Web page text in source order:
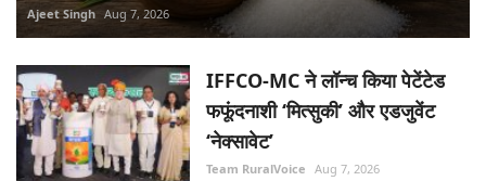
Ajeet Singh Aug 7, 2026
IFFCO-MC ने लॉन्च किया पेटेंटेड
फफूंदनाशी ‘मित्सुकी’ और एडजुवेंट
‘नेक्सावेट’
Team RuralVoice Aug 7, 2026